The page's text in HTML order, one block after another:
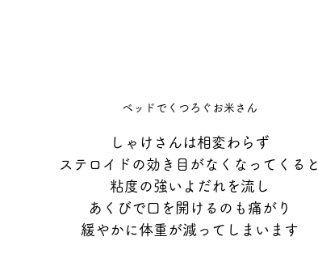
ベッドでくつろぐお米さん
しゃけさんは相変わらず
ステロイドの効き目がなくなってくると
粘度の強いよだれを流し
あくびで口を開けるのも痛がり
緩やかに体重が減ってしまいます